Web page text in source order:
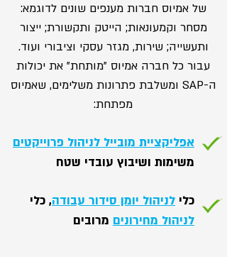
של אמיוס חברות מענפים שונים לדוגמא:
מסחר וקמעונאות; הייטק ותקשורת; ייצור
ותעשייה; שירות, מגזר עסקי וציבורי ועוד.
עבור כל חברה אמיוס "מותחת" את יכולות
ה-SAP ומשלבת פתרונות משלימים, שאמיוס
מפתחת:
אפליקציית מובייל לניהול פרוייקטים
משימות ושיבוץ עובדי שטח
כלי לניהול יומן סידור עבודה, כלי
לניהול מחירונים מרובים